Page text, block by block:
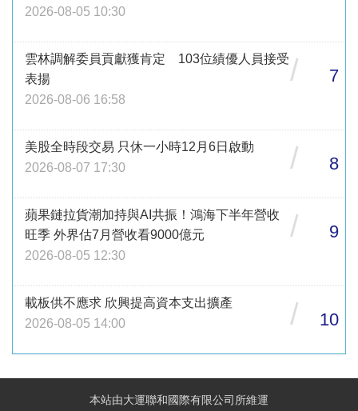
2026-08-05 10:30
雲林調解委員貢獻獲肯定 103位績優人員接受
表揚
2026-08-06 16:58
/ 7
美股全時段交易 只休一小時12月6日啟動
2026-08-07 17:30
/ 8
蘋果鏈拉貨潮加持與AI共振！鴻海下半年營收
旺季 外界估7月營收看9000億元
2026-08-05 12:30
/ 9
載板供不應求 欣興提高資本支出擴產
2026-08-05 14:00
/ 10
本站由大運聯和國際有限公司所維運